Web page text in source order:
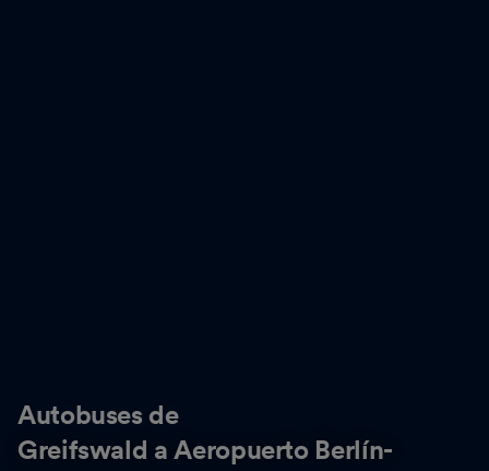
Autobuses de
Greifswald a Aeropuerto Berlín-